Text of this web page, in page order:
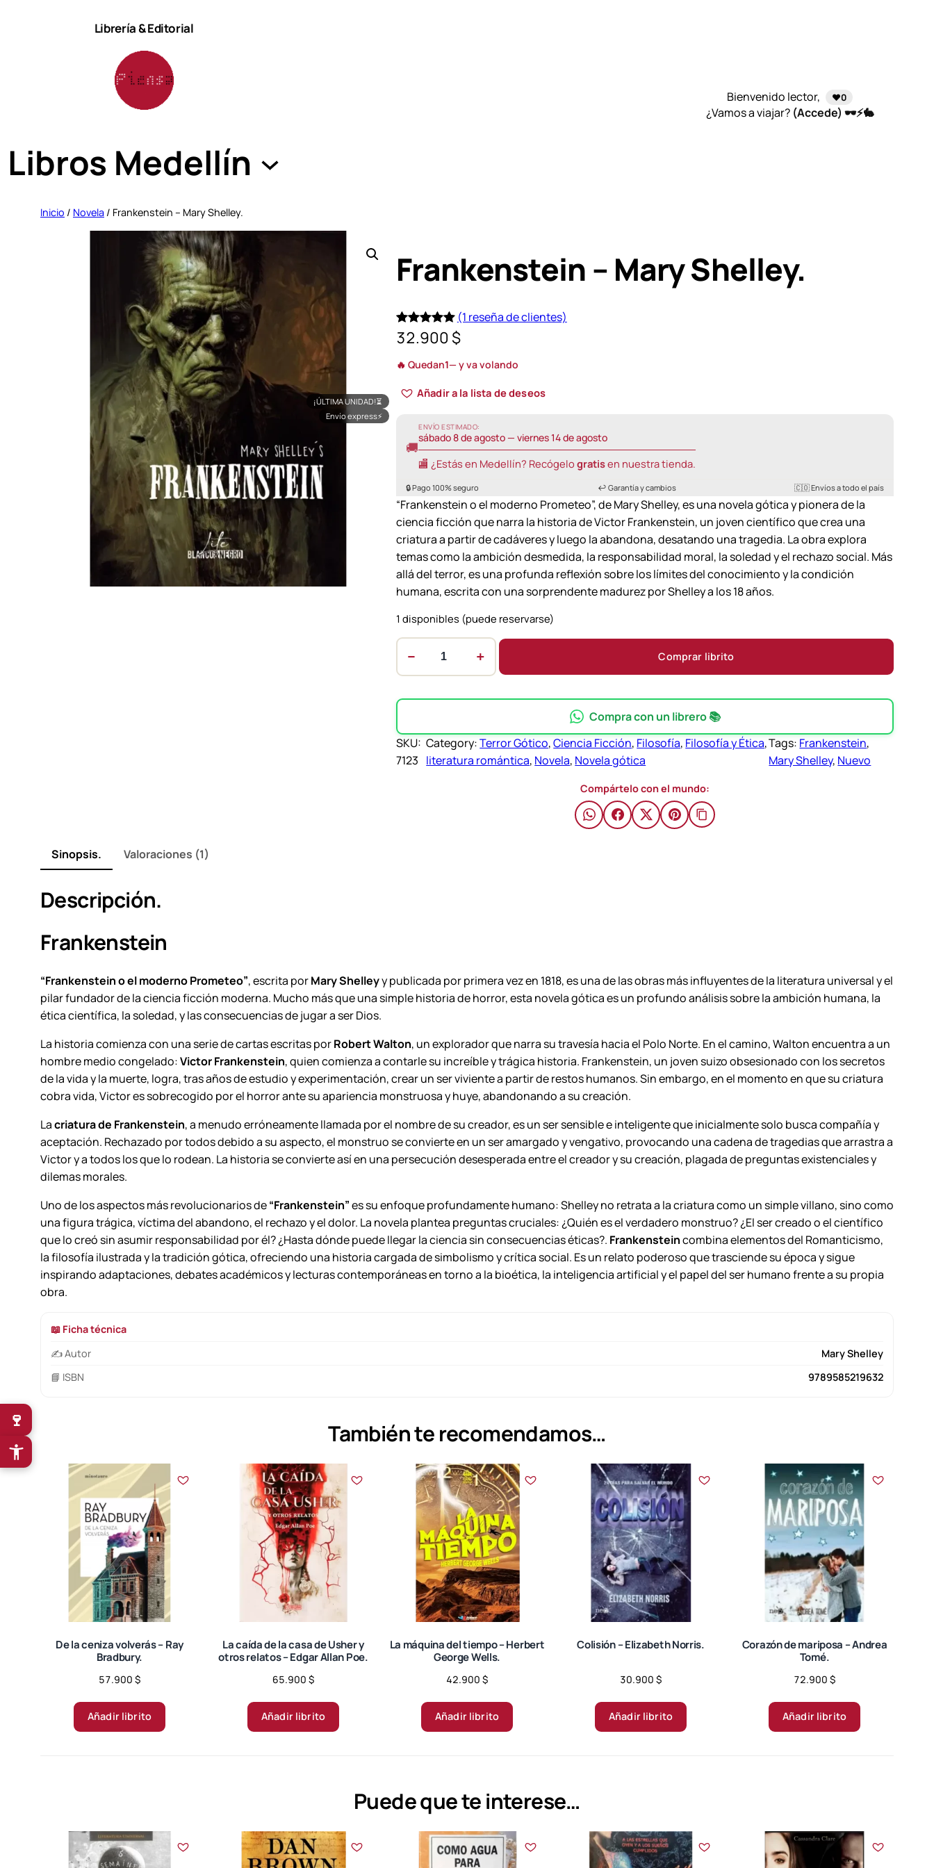
Librería & Editorial
Libros Medellín
Bienvenido lector, ❤️0
¿Vamos a viajar? (Accede) 🕶️⚡🐇
Inicio / Novela / Frankenstein – Mary Shelley.
¡ÚLTIMA UNIDAD!⏳
Envío express⚡
Frankenstein – Mary Shelley.
Valorado
5 basado
1
de cliente
(1 reseña de clientes)
32.900 $
🔥 Quedan1— y va volando
Añadir a la lista de deseos
🚚
ENVÍO ESTIMADO:
sábado 8 de agosto — viernes 14 de agosto
🏬 ¿Estás en Medellín? Recógelo gratisen nuestra tienda.
🔒 Pago 100% seguro ↩️ Garantía y cambios 🇨🇴 Envíos a todo el país
“Frankenstein o el moderno Prometeo”, de Mary Shelley, es una novela gótica y pionera de la
ciencia ficción que narra la historia de Victor Frankenstein, un joven científico que crea una
criatura a partir de cadáveres y luego la abandona, desatando una tragedia. La obra explora
temas como la ambición desmedida, la responsabilidad moral, la soledad y el rechazo social. Más
allá del terror, es una profunda reflexión sobre los límites del conocimiento y la condición
humana, escrita con una sorprendente madurez por Shelley a los 18 años.
1 disponibles (puede reservarse)
a
k
e
n
h
e
e
y
.
c
n
t
i
a
d
− + Comprar librito
Compra con un librero 📚
SKU:
7123
Category:Terror Gótico, Ciencia Ficción, Filosofía, Filosofía y Ética ,
literatura romántica, Novela, Novela gótica
Tags: Frankenstein
Mary Shelley, Nuevo
Compártelo con el mundo:
Sinopsis. Valoraciones (1)
Descripción.
Frankenstein
“Frankenstein o el moderno Prometeo”, escrita porMary Shelleyy publicada por primera vez en 1818, es una de las obras más influyentes de la literatura universal y el
pilar fundador de la ciencia ficción moderna. Mucho más que una simple historia de horror, esta novela gótica es un profundo análisis sobre la ambición humana, la
ética científica, la soledad, y las consecuencias de jugar a ser Dios.
La historia comienza con una serie de cartas escritas porRobert Walton, un explorador que narra su travesía hacia el Polo Norte. En el camino, Walton encuentra a un
hombre medio congelado:Victor Frankenstein, quien comienza a contarle su increíble y trágica historia. Frankenstein, un joven suizo obsesionado con los secretos
de la vida y la muerte, logra, tras años de estudio y experimentación, crear un ser viviente a partir de restos humanos. Sin embargo, en el momento en que su criatura
cobra vida, Victor es sobrecogido por el horror ante su apariencia monstruosa y huye, abandonando a su creación.
Lacriatura de Frankenstein, a menudo erróneamente llamada por el nombre de su creador, es un ser sensible e inteligente que inicialmente solo busca compañía y
aceptación. Rechazado por todos debido a su aspecto, el monstruo se convierte en un ser amargado y vengativo, provocando una cadena de tragedias que arrastra a
Victor y a todos los que lo rodean. La historia se convierte así en una persecución desesperada entre el creador y su creación, plagada de preguntas existenciales y
dilemas morales.
Uno de los aspectos más revolucionarios de“Frankenstein”es su enfoque profundamente humano: Shelley no retrata a la criatura como un simple villano, sino como
una figura trágica, víctima del abandono, el rechazo y el dolor. La novela plantea preguntas cruciales: ¿Quién es el verdadero monstruo? ¿El ser creado o el científico
que lo creó sin asumir responsabilidad por él? ¿Hasta dónde puede llegar la ciencia sin consecuencias éticas?. Frankensteincombina elementos del Romanticismo,
la filosofía ilustrada y la tradición gótica, ofreciendo una historia cargada de simbolismo y crítica social. Es un relato poderoso que trasciende su época y sigue
inspirando adaptaciones, debates académicos y lecturas contemporáneas en torno a la bioética, la inteligencia artificial y el papel del ser humano frente a su propia
obra.
📖 Ficha técnica
✍️ Autor
Mary Shelley
📘 ISBN
9789585219632
También te recomendamos…
De la ceniza volverás – Ray
Bradbury.
57.900 $
Añadir librito
La caída de la casa de Usher y
otros relatos – Edgar Allan Poe.
65.900 $
Añadir librito
La máquina del tiempo – Herbert
George Wells.
42.900 $
Añadir librito
Colisión – Elizabeth Norris.
30.900 $
Añadir librito
Corazón de mariposa – Andrea
Tomé.
72.900 $
Añadir librito
Puede que te interese…
🍷